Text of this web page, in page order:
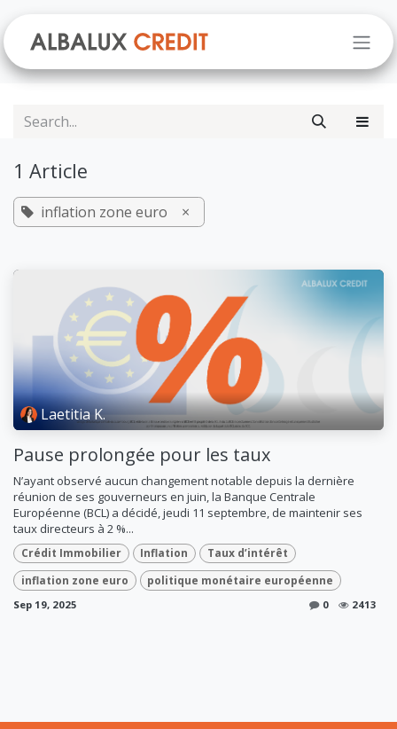
1 Article
inflation zone euro ×
Laetitia K.
Pause prolongée pour les taux
N’ayant observé aucun changement notable depuis la dernière
réunion de ses gouverneurs en juin, la Banque Centrale
Européenne (BCL) a décidé, jeudi 11 septembre, de maintenir ses
taux directeurs à 2 %...
Crédit Immobilier Inflation
Taux d’intérêt
inflation zone euro
politique monétaire européenne
Sep 19, 2025 0 2413